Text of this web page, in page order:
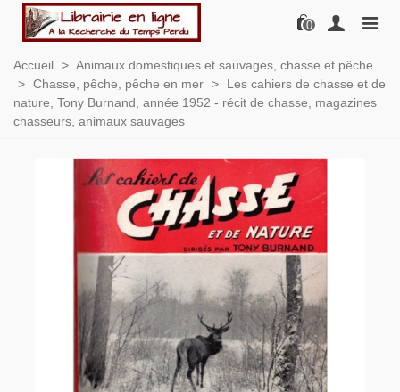
0
Accueil > Animaux domestiques et sauvages, chasse et pêche
> Chasse, pêche, pêche en mer >
Les cahiers de chasse et de
nature, Tony Burnand, année 1952 - récit de chasse, magazines
chasseurs, animaux sauvages